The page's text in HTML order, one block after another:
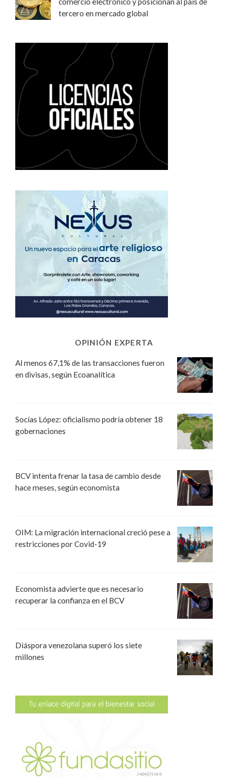
tercero en mercado global
OPINIÓN EXPERTA
Al menos 67,1% de las transacciones fueron
en divisas, según Ecoanalítica
Socías López: oficialismo podría obtener 18
gobernaciones
BCV intenta frenar la tasa de cambio desde
hace meses, según economista
OIM: La migración internacional creció pese a
restricciones por Covid-19
Economista advierte que es necesario
recuperar la confianza en el BCV
Diáspora venezolana superó los siete
millones